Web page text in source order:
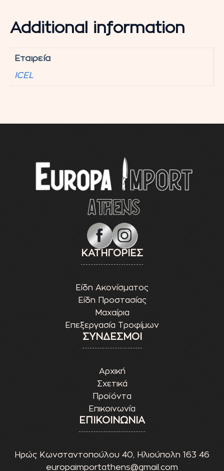
Additional information
Εταιρεία
ICEL
ΚΑΤΗΓΟΡΙΕΣ
Είδη Ακονίσματος
Είδη Προστασίας
Μαχαίρια
Επεξεργασία Τροφίμων
ΣΥΝΔΕΣΜΟΙ
Αρχική
Σχετικά
Προϊόντα
Επικοινωνία
ΕΠΙΚΟΙΝΩΝΙΑ
Ηρώς Κωνσταντοπούλου 40, Ηλιούπολη 163 46
europaimportathens@gmail.com